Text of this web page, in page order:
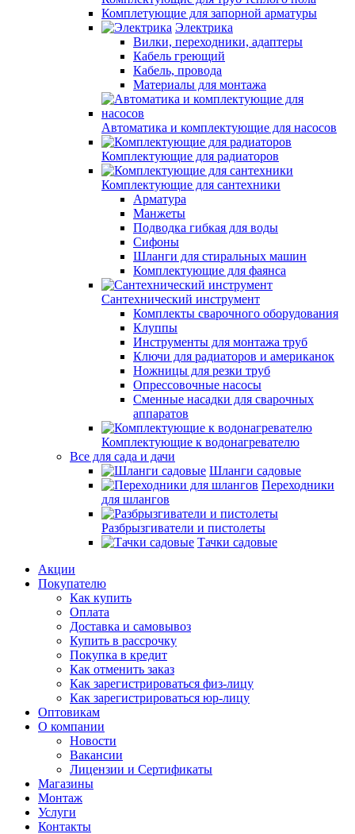
Комплетующие для запорной арматуры
Электрика
Вилки, переходники, адаптеры
Кабель греющий
Кабель, провода
Материалы для монтажа
Автоматика и комплектующие для насосов
Комплектующие для радиаторов
Комплектующие для сантехники
Арматура
Манжеты
Подводка гибкая для воды
Сифоны
Шланги для стиральных машин
Комплектующие для фаянса
Сантехнический инструмент
Комплекты сварочного оборудования
Клуппы
Инструменты для монтажа труб
Ключи для радиаторов и американок
Ножницы для резки труб
Опрессовочные насосы
Сменные насадки для сварочных
аппаратов
Комплектующие к водонагревателю
Все для сада и дачи
Шланги садовые
Переходники
для шлангов
Разбрызгиватели и пистолеты
Тачки садовые
Акции
Покупателю
Как купить
Оплата
Доставка и самовывоз
Купить в рассрочку
Покупка в кредит
Как отменить заказ
Как зарегистрироваться физ-лицу
Как зарегистрироваться юр-лицу
Оптовикам
О компании
Новости
Вакансии
Лицензии и Сертификаты
Магазины
Монтаж
Услуги
Контакты